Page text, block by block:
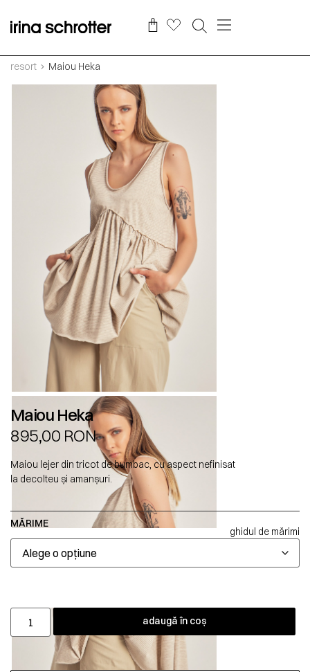
resort Maiou Heka
Maiou Heka
895,00 RON
Maiou lejer din tricot de bumbac, cu aspect nefinisat
la decolteu și amanșuri.
MĂRIME
ghidul de mărimi
adaugă în coș